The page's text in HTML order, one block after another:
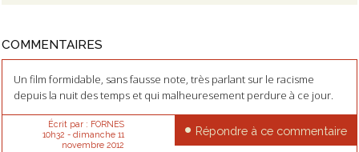
COMMENTAIRES
Un film formidable, sans fausse note, très parlant sur le racisme
depuis la nuit des temps et qui malheuresement perdure à ce jour.
Écrit par : FORNES
10h32 - dimanche 11
novembre 2012
Répondre à ce commentaire